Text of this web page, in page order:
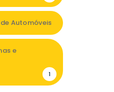
Automóveis
e
1